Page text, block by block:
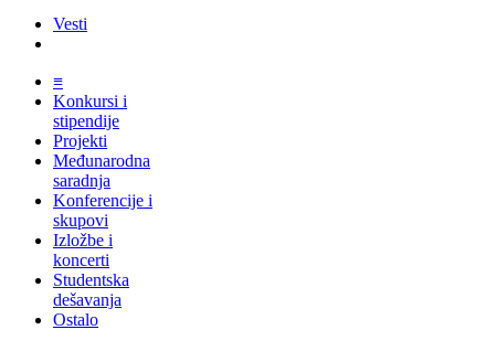
Vesti
≡
Konkursi i
stipendije
Projekti
Međunarodna
saradnja
Konferencije i
skupovi
Izložbe i
koncerti
Studentska
dešavanja
Ostalo